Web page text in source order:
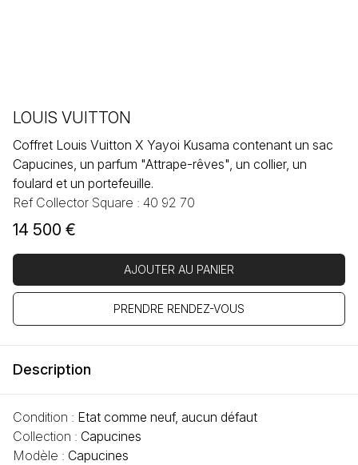
LOUIS VUITTON
Coffret Louis Vuitton X Yayoi Kusama contenant un sac
Capucines, un parfum "Attrape-rêves", un collier, un
foulard et un portefeuille.
Ref Collector Square : 40 92 70
14 500 €
AJOUTER AU PANIER
PRENDRE RENDEZ-VOUS
Description
Condition : Etat comme neuf, aucun défaut
Collection : Capucines
Modèle : Capucines